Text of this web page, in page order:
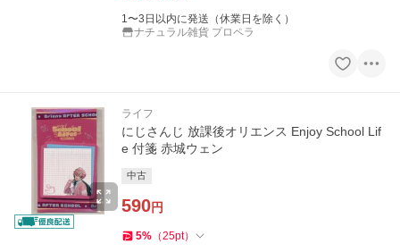
1〜3日以内に発送（休業日を除く）
ナチュラル雑貨 プロペラ
ライフ
にじさんじ 放課後オリエンス Enjoy School Lif
e 付箋 赤城ウェン
中古
590円
5% （25pt）